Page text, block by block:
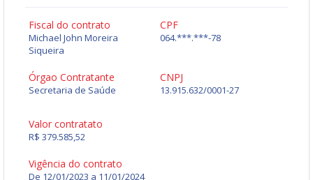
Fiscal do contrato
Michael John Moreira
Siqueira
CPF
064.***.***-78
Órgao Contratante
Secretaria de Saúde
CNPJ
13.915.632/0001-27
Valor contratato
R$ 379.585,52
Vigência do contrato
De 12/01/2023 a 11/01/2024